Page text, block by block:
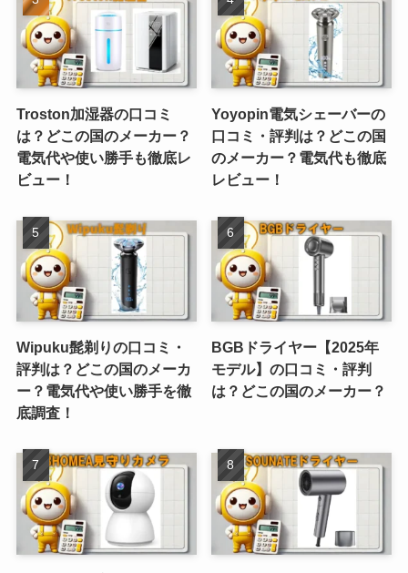
Troston加湿器の口コミ
は？どこの国のメーカー？
電気代や使い勝手も徹底レ
ビュー！
Yoyopin電気シェーバーの
口コミ・評判は？どこの国
のメーカー？電気代も徹底
レビュー！
Wipuku髭剃りの口コミ・
評判は？どこの国のメーカ
ー？電気代や使い勝手を徹
底調査！
BGBドライヤー【2025年
モデル】の口コミ・評判
は？どこの国のメーカー？